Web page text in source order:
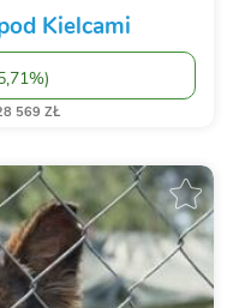
Kielcami
)
569 ZŁ